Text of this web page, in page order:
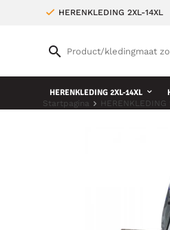
HERENKLEDING 2XL-14XL
HERENKLEDING 2XL-14XL
Startpagina HERENKLEDING